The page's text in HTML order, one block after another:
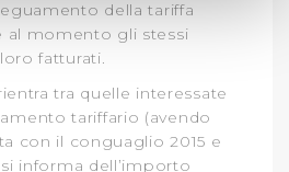
di caratteristiche specifiche
nella sezione dettagli. Puoi
consenso in qualsiasi momento
della tariffa
al momento gli stessi
fatturati.
tra quelle interessate
tariffario (avendo
con il conguaglio 2015 e
informa dell’importo